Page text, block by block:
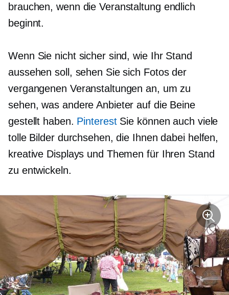
brauchen, wenn die Veranstaltung endlich
beginnt.
Wenn Sie nicht sicher sind, wie Ihr Stand
aussehen soll, sehen Sie sich Fotos der
vergangenen Veranstaltungen an, um zu
sehen, was andere Anbieter auf die Beine
gestellt haben. PinterestSie können auch viele
tolle Bilder durchsehen, die Ihnen dabei helfen,
kreative Displays und Themen für Ihren Stand
zu entwickeln.